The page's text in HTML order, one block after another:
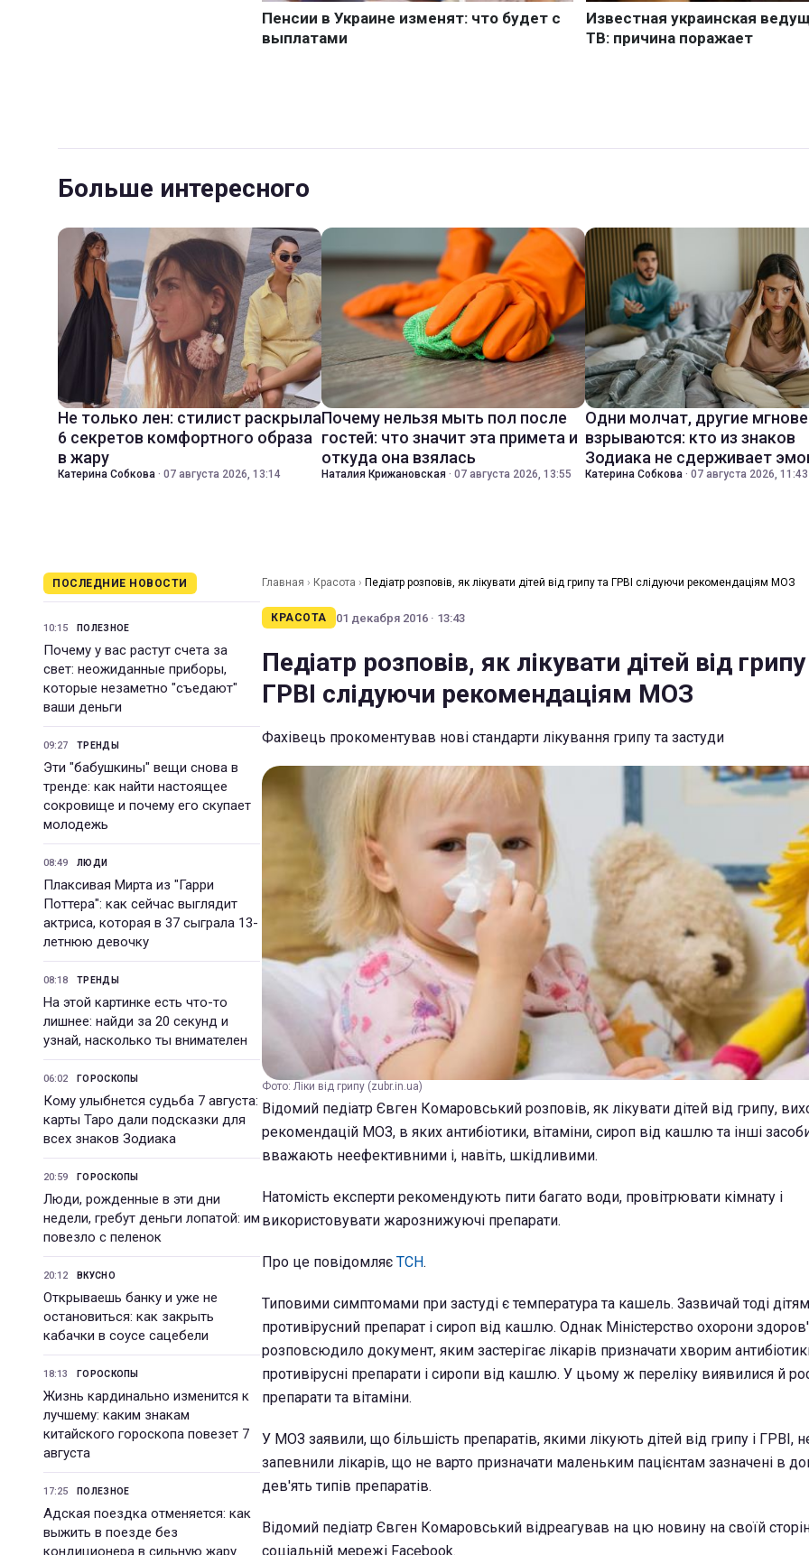
Больше интересного
Не только лен: стилист раскрыла
6 секретов комфортного образа
в жару
Катерина Собкова · 07 августа 2026, 13:14
Почему нельзя мыть пол после
гостей: что значит эта примета и
откуда она взялась
Наталия Крижановская · 07 августа 2026, 13:55
Одни молчат, другие
взрываются: кто из знаков
Зодиака не сдерживает
Катерина Собкова · 07 августа 2026, 11:43
ПОСЛЕДНИЕ НОВОСТИ
10:15 ПОЛЕЗНОЕ
Почему у вас растут счета за
свет: неожиданные приборы,
которые незаметно "съедают"
ваши деньги
09:27 ТРЕНДЫ
Эти "бабушкины" вещи снова в
тренде: как найти настоящее
сокровище и почему его скупает
молодежь
08:49 ЛЮДИ
Плаксивая Мирта из "Гарри
Поттера": как сейчас выглядит
актриса, которая в 37 сыграла 13-
летнюю девочку
08:18 ТРЕНДЫ
На этой картинке есть что-то
лишнее: найди за 20 секунд и
узнай, насколько ты внимателен
06:02 ГОРОСКОПЫ
Кому улыбнется судьба 7 августа:
карты Таро дали подсказки для
всех знаков Зодиака
20:59 ГОРОСКОПЫ
Люди, рожденные в эти дни
недели, гребут деньги лопатой: им
повезло с пеленок
20:12 ВКУСНО
Открываешь банку и уже не
остановиться: как закрыть
кабачки в соусе сацебели
18:13 ГОРОСКОПЫ
Жизнь кардинально изменится к
лучшему: каким знакам
китайского гороскопа повезет 7
августа
17:25 ПОЛЕЗНОЕ
Адская поездка отменяется: как
выжить в поезде без
кондиционера в сильную жару
Главная › Красота › Педіатр розповів, як лікувати дітей від грипу та ГРВІ слідуючи рекомендаціям МОЗ
КРАСОТА 01 декабря 2016 · 13:43
Педіатр розповів, як лікувати дітей від
ГРВІ слідуючи рекомендаціям МОЗ
Фахівець прокоментував нові стандарти лікування грипу та застуди
Фото: Ліки від грипу (zubr.in.ua)
Відомий педіатр Євген Комаровський розповів, як лікувати дітей від грипу,
рекомендацій МОЗ, в яких антибіотики, вітаміни, сироп від кашлю та інші
вважають неефективними і, навіть, шкідливими.
Натомість експерти рекомендують пити багато води, провітрювати кімнату і
використовувати жарознижуючі препарати.
Про це повідомляє ТСН.
Типовими симптомами при застуді є температура та кашель. Зазвичай тоді
противірусний препарат і сироп від кашлю. Однак Міністерство охорони
розповсюдило документ, яким застерігає лікарів призначати хворим
противірусні препарати і сиропи від кашлю. У цьому ж переліку виявилися й
препарати та вітаміни.
У МОЗ заявили, що більшість препаратів, якими лікують дітей від грипу і ГРВІ,
запевнили лікарів, що не варто призначати маленьким пацієнтам зазначені в
дев'ять типів препаратів.
Відомий педіатр Євген Комаровський відреагував на цю новину на своїй
соціальній мережі Facebook.